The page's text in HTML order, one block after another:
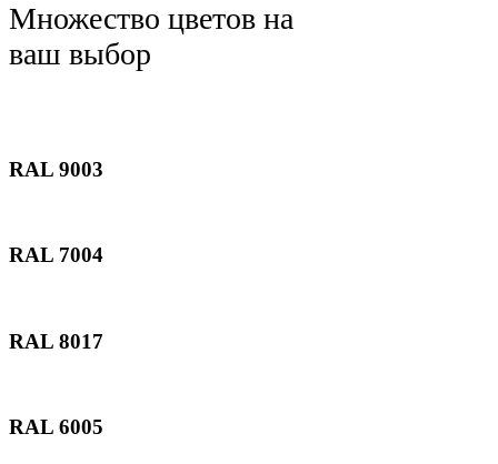
Множество цветов на
ваш выбор
RAL 9003
RAL 7004
RAL 8017
RAL 6005